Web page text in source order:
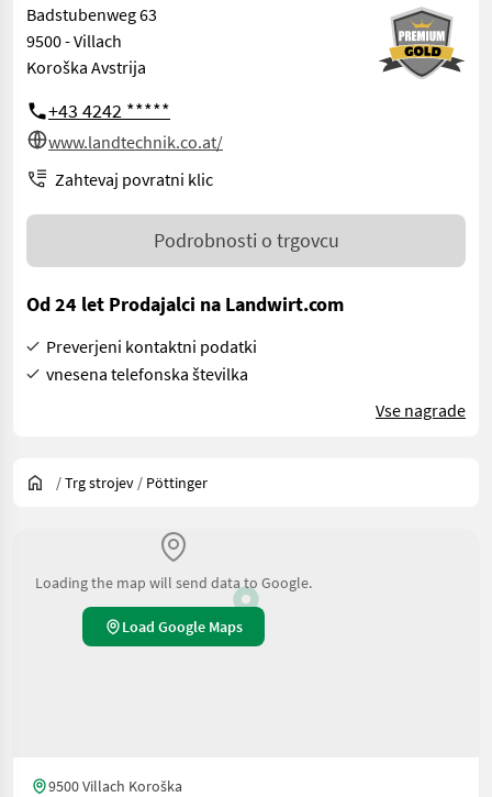
Badstubenweg 63
9500 - Villach
Koroška Avstrija
+43 4242 *****
www.landtechnik.co.at/
Zahtevaj povratni klic
Podrobnosti o trgovcu
Od 24 let Prodajalci na Landwirt.com
Preverjeni kontaktni podatki
vnesena telefonska številka
Vse nagrade
/Trg strojev / Pöttinger
Loading the map will send data to Google.
Load Google Maps
9500 Villach Koroška